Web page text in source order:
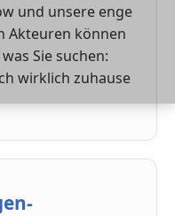
und unsere enge
Akteuren können
Sie suchen:
wirklich zuhause